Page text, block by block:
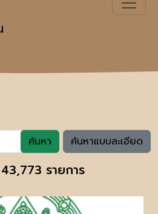
ค้นหา ค้นหาแบบละเอียด
รายการ